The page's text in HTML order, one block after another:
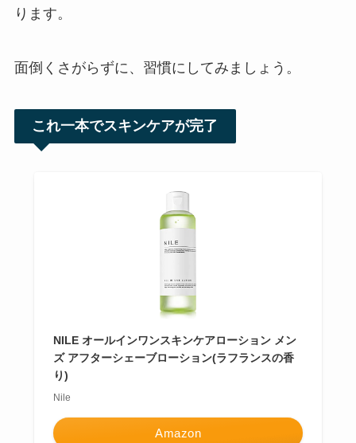
ります。
面倒くさがらずに、習慣にしてみましょう。
これ一本でスキンケアが完了
NILE オールインワンスキンケアローション メン
ズ アフターシェーブローション(ラフランスの香
り)
Nile
Amazon